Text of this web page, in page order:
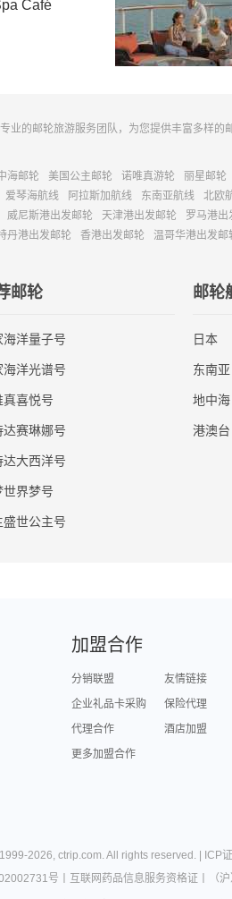
Café
业的邮轮旅游服务团队，为您提供丰富多样
海邮轮 美国公主邮轮 诺唯真游轮 丽星邮轮
爱琴海航线 阿拉斯加航线 东南亚航线 北欧
威尼斯港出发邮轮 天津港出发邮轮 罗马港出
丹港出发邮轮 香港出发邮轮 温哥华港出发邮
邮轮
海洋量子号
海洋光谱号
真喜悦号
达赛琳娜号
达大西洋号
世界梦号
盛世公主号
邮轮
日本
东南亚
地中海
港澳台
加盟合作
分销联盟
友情链接
企业礼品卡采购
保险代理
代理合作
酒店加盟
更多加盟合作
2026, ctrip.com. All rights reserved. | ICP
号
互联网药品信息服务资格证 （